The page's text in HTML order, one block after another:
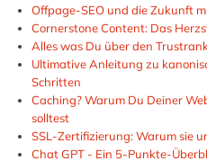
Offpage-SEO und die Zukunft
Cornerstone Content: Das
Alles was Du über den
Ultimative Anleitung zu
Schritten
Caching? Warum Du Deiner
solltest
SSL-Zertifizierung: Warum sie
Chat GPT - Ein 5-Punkte-